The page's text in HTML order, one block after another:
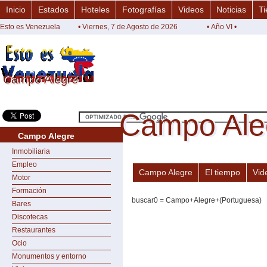
Campo Alegre
Campo Alegre
Inicio Estados Hoteles Fotografías Videos Noticias
Esto es Venezuela • Viernes, 7 de Agosto de 2026 • Año VI •
Campo Alegre
Inmobiliaria
Empleo
Motor
Formación
Bares
Discotecas
Restaurantes
Ocio
Monumentos y entorno
Campo
Campo
Campo Alegre El tiempo
buscar0 = Campo+Alegre+(Portuguesa)